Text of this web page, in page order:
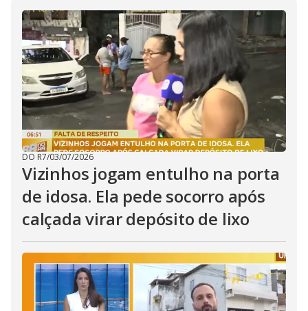
d
e
o
DO R7/03/07/2026
Vizinhos jogam entulho na porta
de idosa. Ela pede socorro após
calçada virar depósito de lixo